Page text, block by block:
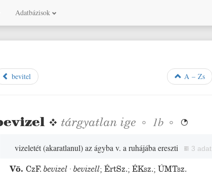
Adatbázisok
bevitel A – Zs
❖tárgyatlan ige ◦ 1b ◦ 
vizeletét(akaratlanul)az ágyba v. a ruhájába ereszti 3 adat
Vö.CzF. bevizel ·bevizell;ÉrtSz.;ÉKsz.;ÚMTsz.